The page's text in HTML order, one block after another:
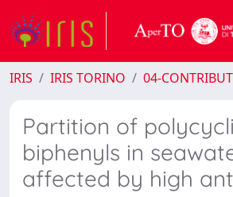
IRIS IRIS TORINO 04-
Partition of
biphenyls in
affected by high